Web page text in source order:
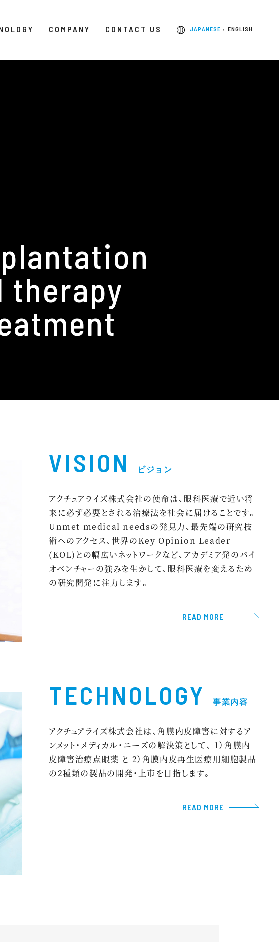
COMPANY CONTACT US JAPANESE / ENGLISH
VISION ビジョン
アクチュアライズ株式会社の使命は、眼科医療で近い将
来に必ず必要とされる治療法を社会に届けることです。
Unmet medical needsの発見力、最先端の研究技
術へのアクセス、世界のKey Opinion Leader
(KOL)との幅広いネットワークなど、アカデミア発のバイ
オベンチャーの強みを生かして、眼科医療を変えるため
の研究開発に注力します。
READ MORE
TECHNOLOGY 事業内容
アクチュアライズ株式会社は、角膜内皮障害に対するア
ンメット・メディカル・ニーズの解決策として、 1）角膜内
皮障害治療点眼薬 と 2）角膜内皮再生医療用細胞製品
の2種類の製品の開発・上市を目指します。
READ MORE